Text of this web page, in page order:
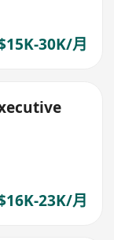
30K/月
23K/月